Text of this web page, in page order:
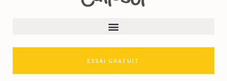
ESSAI GRATUIT